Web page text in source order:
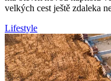
velkých cest ještě zdaleka
Lifestyle